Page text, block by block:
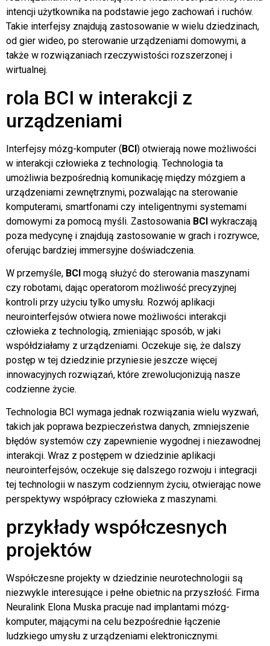
intencji użytkownika na podstawie jego zachowań i ruchów.
Takie interfejsy znajdują zastosowanie w wielu dziedzinach,
od gier wideo, po sterowanie urządzeniami domowymi, a
także w rozwiązaniach rzeczywistości rozszerzonej i
wirtualnej.
rola BCI w interakcji z
urządzeniami
Interfejsy mózg-komputer (BCI) otwierają nowe możliwości
w interakcji człowieka z technologią. Technologia ta
umożliwia bezpośrednią komunikację między mózgiem a
urządzeniami zewnętrznymi, pozwalając na sterowanie
komputerami, smartfonami czy inteligentnymi systemami
domowymi za pomocą myśli. Zastosowania BCI wykraczają
poza medycynę i znajdują zastosowanie w grach i rozrywce,
oferując bardziej immersyjne doświadczenia.
W przemyśle, BCI mogą służyć do sterowania maszynami
czy robotami, dając operatorom możliwość precyzyjnej
kontroli przy użyciu tylko umysłu. Rozwój aplikacji
neurointerfejsów otwiera nowe możliwości interakcji
człowieka z technologią, zmieniając sposób, w jaki
współdziałamy z urządzeniami. Oczekuje się, że dalszy
postęp w tej dziedzinie przyniesie jeszcze więcej
innowacyjnych rozwiązań, które zrewolucjonizują nasze
codzienne życie.
Technologia BCI wymaga jednak rozwiązania wielu wyzwań,
takich jak poprawa bezpieczeństwa danych, zmniejszenie
błędów systemów czy zapewnienie wygodnej i niezawodnej
interakcji. Wraz z postępem w dziedzinie aplikacji
neurointerfejsów, oczekuje się dalszego rozwoju i integracji
tej technologii w naszym codziennym życiu, otwierając nowe
perspektywy współpracy człowieka z maszynami.
przykłady współczesnych
projektów
Współczesne projekty w dziedzinie neurotechnologii są
niezwykle interesujące i pełne obietnic na przyszłość. Firma
Neuralink Elona Muska pracuje nad implantami mózg-
komputer, mającymi na celu bezpośrednie łączenie
ludzkiego umysłu z urządzeniami elektronicznymi.